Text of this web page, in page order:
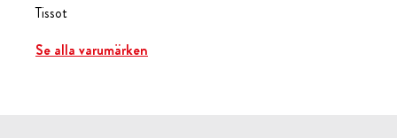
Tissot
Se alla varumärken